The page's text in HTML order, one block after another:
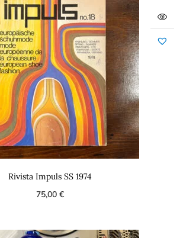
Rivista Impuls SS 1974
75,00€